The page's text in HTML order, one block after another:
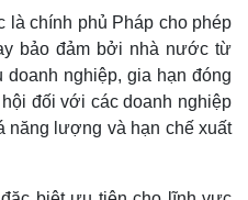
E-Magazine
Infographic
là chính phủ Pháp cho phép
bảo đảm bởi nhà nước từ
doanh nghiệp, gia hạn đóng
đối với các doanh nghiệp
năng lượng và hạn chế xuất